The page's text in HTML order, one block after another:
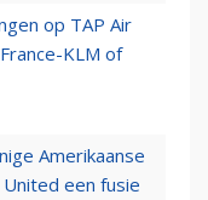
op TAP Air
KLM of
Amerikaanse
een fusie